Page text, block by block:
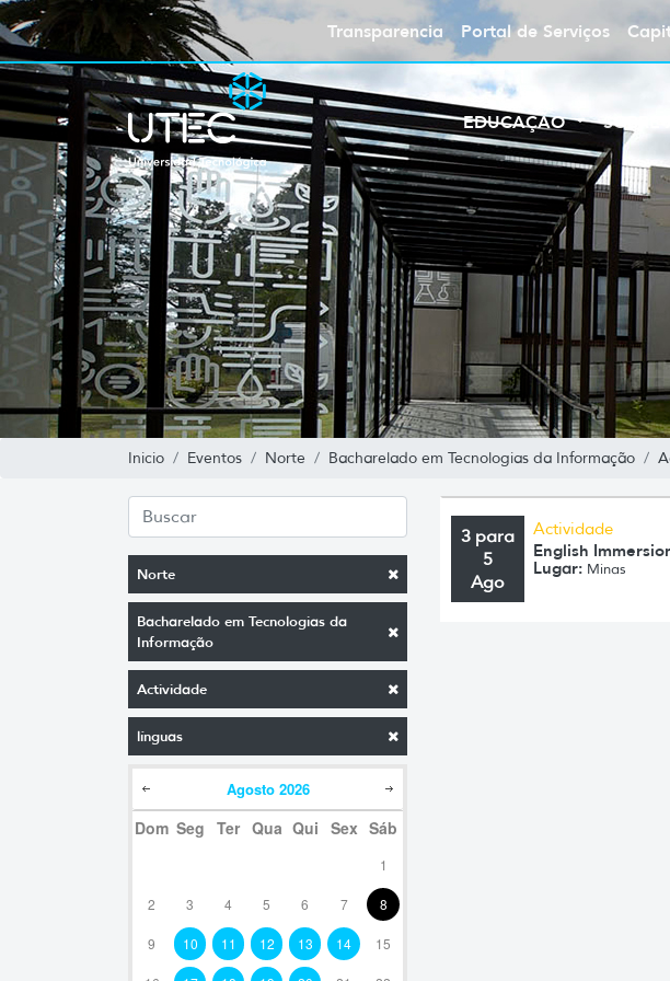
Transparencia Portal de Serviços
EDUCAÇÃO SOBRE
Inicio Eventos Norte Bacharelado em Tecnologias da Informação
Norte
Bacharelado em Tecnologias da
Informação
Actividade
línguas
Agosto 2026
Dom Seg Ter Qua Qui Sex Sáb
1
2 3 4 5 6 7 8
9 10 11 12 13 14 15
3 para
5
Ago
Actividade
English
Lugar: Minas